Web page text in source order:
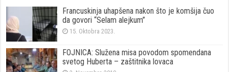
Francuskinja uhapšena nakon što je komšija čuo
da govori “Selam alejkum”
15. Oktobra 2023.
FOJNICA: Služena misa povodom spomendana
svetog Huberta – zaštitnika lovaca